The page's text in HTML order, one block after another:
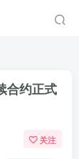
合约正式
关注